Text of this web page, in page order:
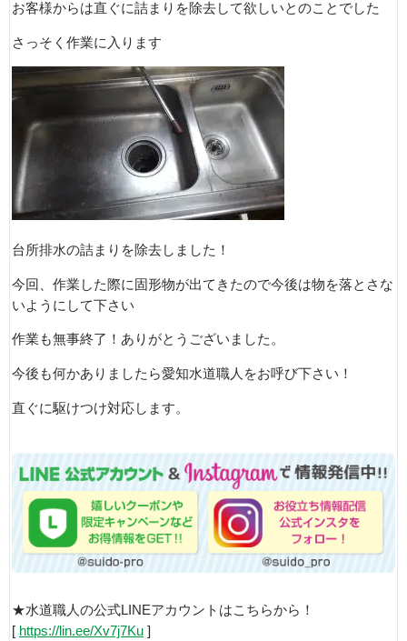
お客様からは直ぐに詰まりを除去して欲しいとのことでした
さっそく作業に入ります
台所排水の詰まりを除去しました！
今回、作業した際に固形物が出てきたので今後は物を落とさな
いようにして下さい
作業も無事終了！ありがとうございました。
今後も何かありましたら愛知水道職人をお呼び下さい！
直ぐに駆けつけ対応します。
★水道職人の公式LINEアカウントはこちらから！
[ https://lin.ee/Xv7j7Ku ]